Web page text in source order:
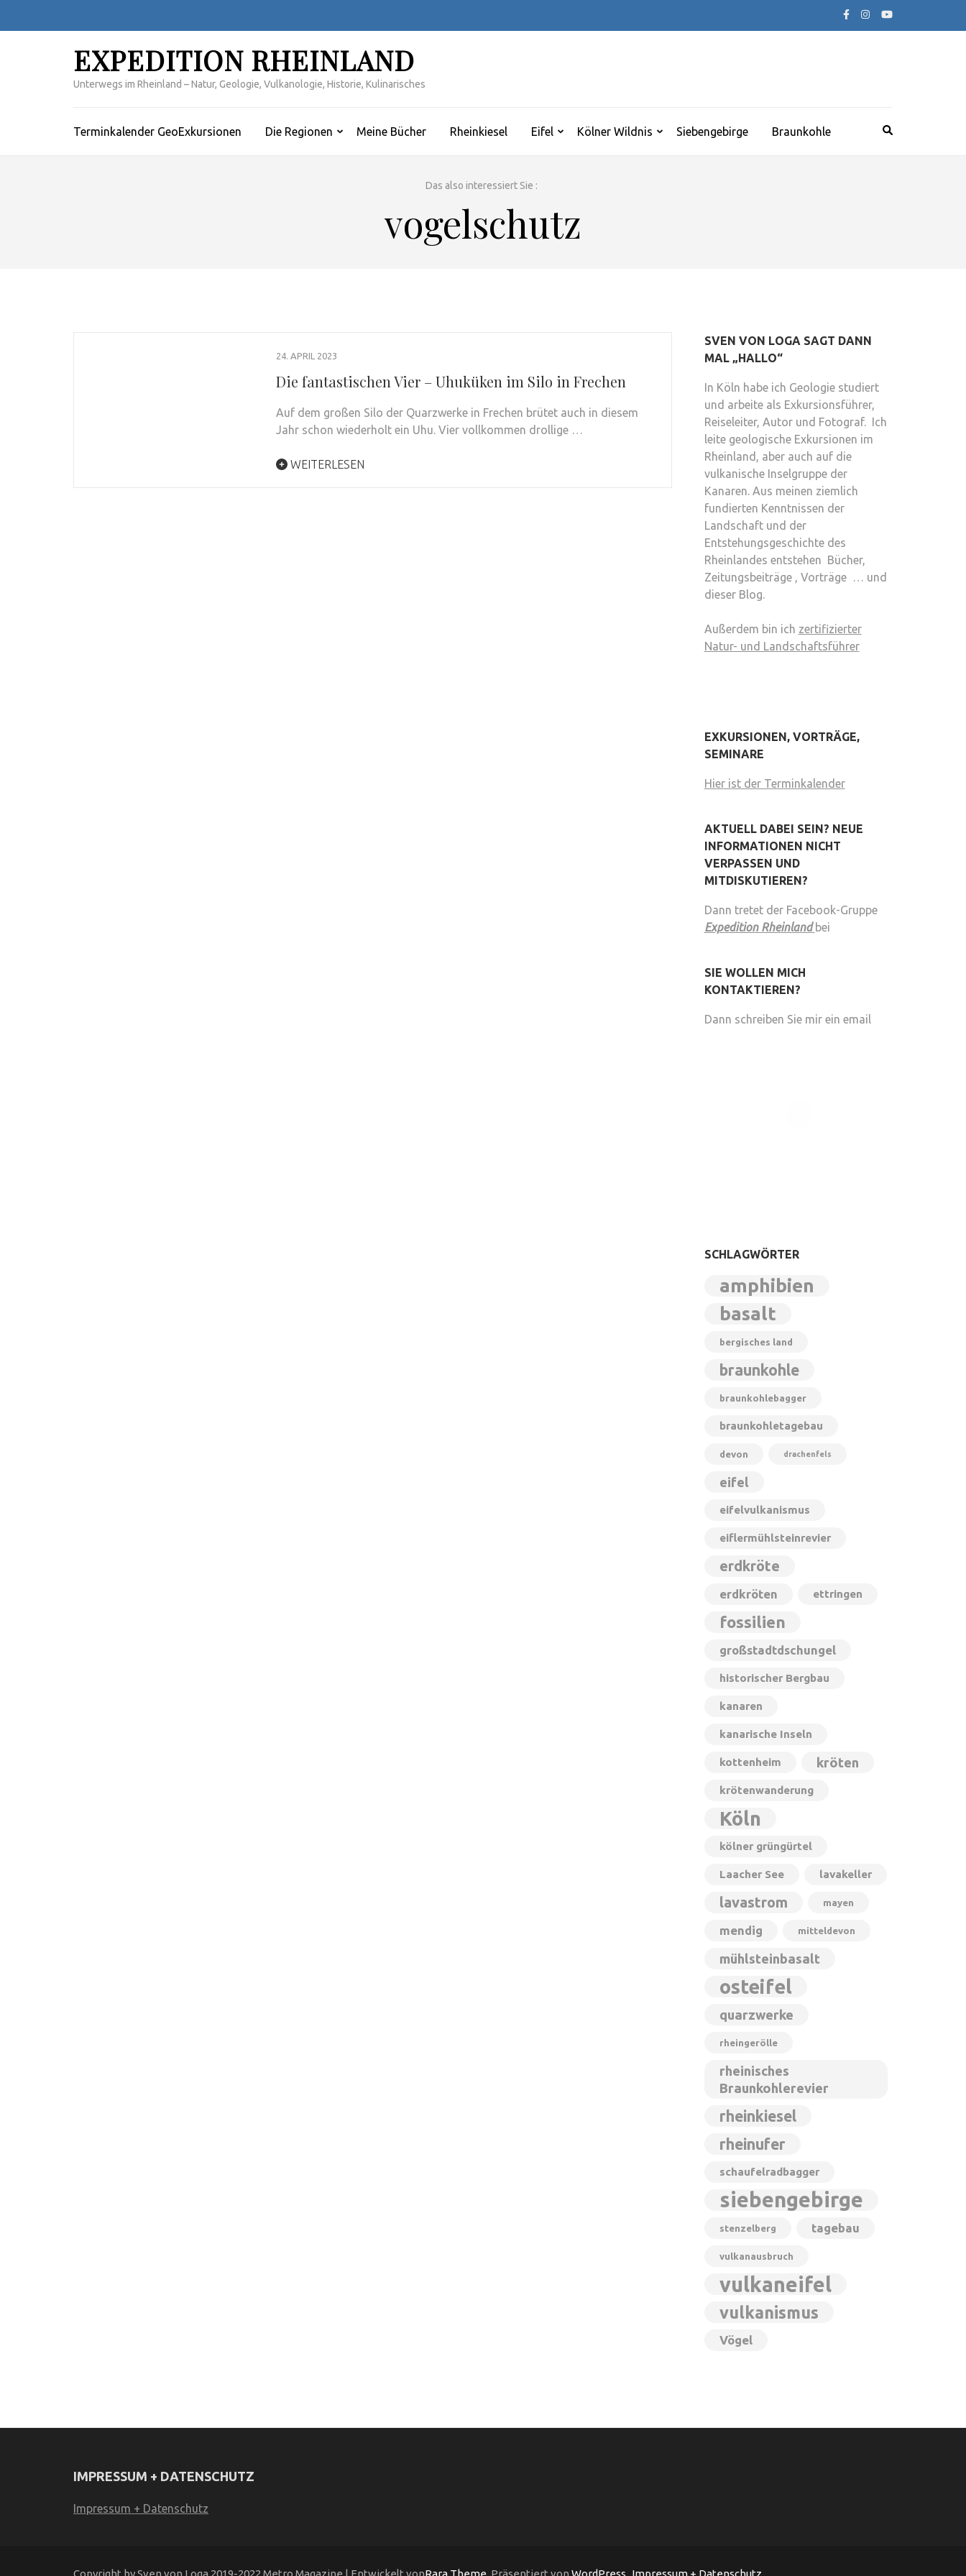
EXPEDITION RHEINLAND
Unterwegs im Rheinland – Natur, Geologie, Vulkanologie, Historie, Kulinarisches
Terminkalender GeoExkursionen Die Regionen Meine Bücher Rheinkiesel Eifel Kölner Wildnis Siebengebirge Braunkohle
Das also interessiert Sie :
vogelschutz
24. APRIL 2023
Die fantastischen Vier – Uhuküken im Silo in Frechen
Auf dem großen Silo der Quarzwerke in Frechen brütet auch in diesem
Jahr schon wiederholt ein Uhu. Vier vollkommen drollige …
WEITERLESEN
SVEN VON LOGA SAGT DANN
MAL „HALLO“
In Köln habe ich Geologie studiert
und arbeite als Exkursionsführer,
Reiseleiter, Autor und Fotograf. Ich
leite geologische Exkursionen im
Rheinland, aber auch auf die
vulkanische Inselgruppe der
Kanaren. Aus meinen ziemlich
fundierten Kenntnissen der
Landschaft und der
Entstehungsgeschichte des
Rheinlandes entstehen Bücher,
Zeitungsbeiträge , Vorträge … und
dieser Blog.
Außerdem bin ich zertifizierter
Natur- und Landschaftsführer
EXKURSIONEN, VORTRÄGE,
SEMINARE
Hier ist der Terminkalender
AKTUELL DABEI SEIN? NEUE
INFORMATIONEN NICHT
VERPASSEN UND
MITDISKUTIEREN?
Dann tretet der Facebook-Gruppe
Expedition Rheinland bei
SIE WOLLEN MICH
KONTAKTIEREN?
Dann schreiben Sie mir ein email
SCHLAGWÖRTER
amphibien
basalt
bergisches land
braunkohle
braunkohlebagger
braunkohletagebau
devon drachenfels
eifel
eifelvulkanismus
eiflermühlsteinrevier
erdkröte
erdkröten ettringen
fossilien
großstadtdschungel
historischer Bergbau
kanaren
kanarische Inseln
kottenheim kröten
krötenwanderung
Köln
kölner grüngürtel
Laacher See lavakeller
lavastrom mayen
mendig mitteldevon
mühlsteinbasalt
osteifel
quarzwerke
rheingerölle
rheinisches
Braunkohlerevier
rheinkiesel
rheinufer
schaufelradbagger
siebengebirge
stenzelberg tagebau
vulkanausbruch
vulkaneifel
vulkanismus
Vögel
IMPRESSUM + DATENSCHUTZ
Impressum + Datenschutz
Copyright by Sven von Loga 2019-2022 Metro Magazine | Entwickelt vonRara Theme . Präsentiert von WordPress Impressum + Datenschutz